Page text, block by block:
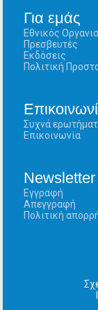
Για εμάς
Εθνικός
Πρεσβευτές
Εκδόσεις
Πολιτική
Συχνά
Επικοινωνία
Newsletter
Εγγραφή
Απεγγραφή
Πολιτική